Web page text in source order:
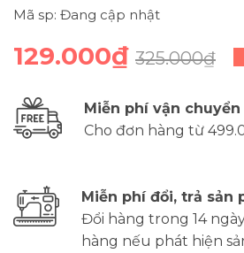
Mã sp: Đang cập nhật
129.000₫ 325.000₫
Miễn phí vận chuyển
Cho đơn hàng từ
Miễn phí đổi, trả sản
Đổi hàng trong 14
hàng nếu phát hiện